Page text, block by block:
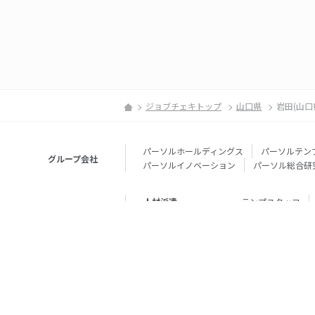
ジョブチェキトップ 山口県 岩田(山
グループ会社
パーソルホールディングス パーソルテン
パーソルイノベーション
パーソル総合研
人材派遣 テンプスタッフ